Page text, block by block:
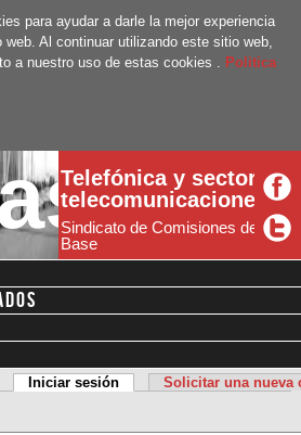
al
contenido
para ayudar a darle la mejor experiencia
Al continuar utilizando este sitio web,
a nuestro uso de estas cookies . Politica
Telefónica y sector
telecomunicaciones
Sindicato de Comisiones de
Base
Iniciar sesión (solapa activa)
Solicitar una nueva